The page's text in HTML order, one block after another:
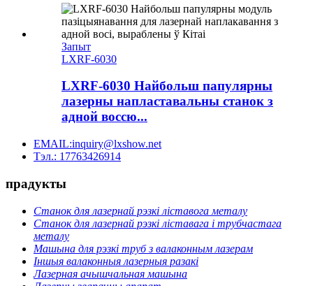
Запыт
LXRF-6030
LXRF-6030 Найбольш папулярны
лазерны напластавальны станок з
адной воссю...
EMAIL:inquiry@lxshow.net
Тэл.: 17763426914
прадукты
Станок для лазернай рэзкі ліставога металу
Станок для лазернай рэзкі ліставага і трубчастага
металу
Машына для рэзкі труб з валаконным лазерам
Іншыя валаконныя лазерныя разакі
Лазерная ачышчальная машына